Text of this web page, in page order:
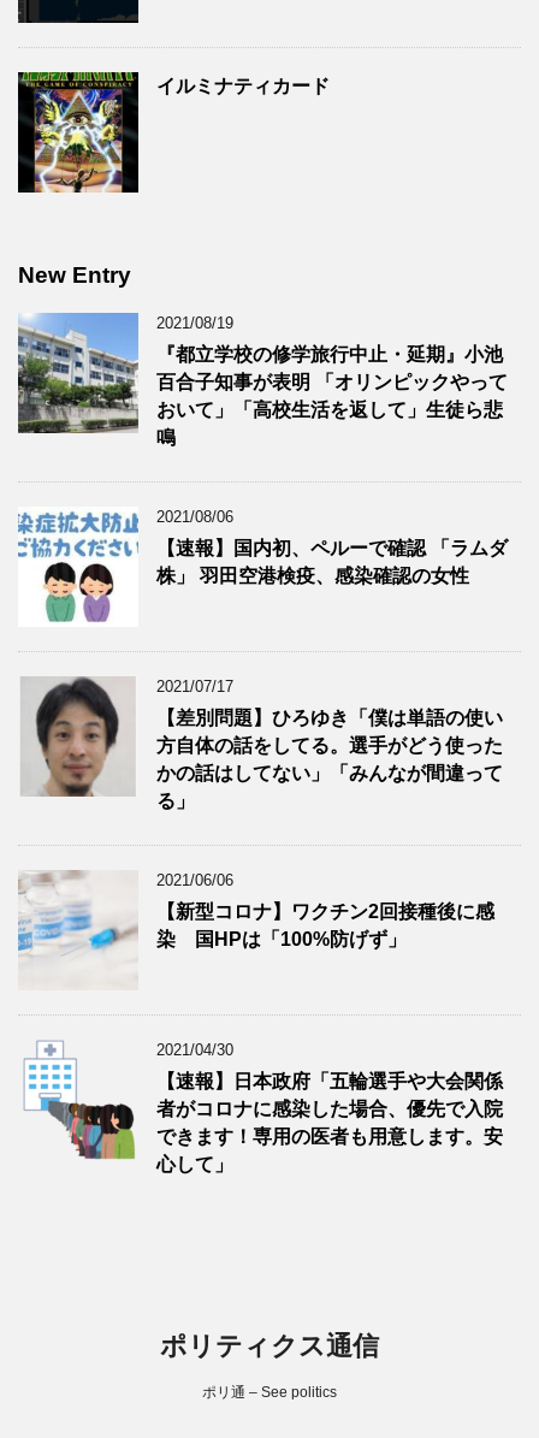
イルミナティカード
New Entry
2021/08/19
『都立学校の修学旅行中止・延期』小池
百合子知事が表明 「オリンピックやって
おいて」「高校生活を返して」生徒ら悲
鳴
2021/08/06
【速報】国内初、ペルーで確認 「ラムダ
株」 羽田空港検疫、感染確認の女性
2021/07/17
【差別問題】ひろゆき「僕は単語の使い
方自体の話をしてる。選手がどう使った
かの話はしてない」「みんなが間違って
る」
2021/06/06
【新型コロナ】ワクチン2回接種後に感
染 国HPは「100%防げず」
2021/04/30
【速報】日本政府「五輪選手や大会関係
者がコロナに感染した場合、優先で入院
できます！専用の医者も用意します。安
心して」
ポリティクス通信
ポリ通 – See politics